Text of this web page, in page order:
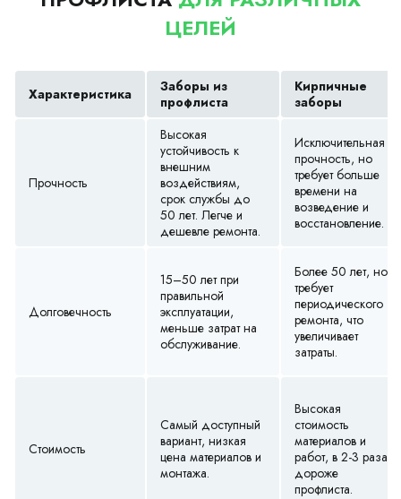
ЦЕЛЕЙ
Характеристика
Заборы из
профлиста
Кирпичные
заборы
Прочность
Высокая
устойчивость к
внешним
воздействиям,
срок службы до
50 лет. Легче и
дешевле ремонта.
Исключительная
прочность, но
требует больше
времени на
возведение и
восстановление.
Долговечность
15–50 лет при
правильной
эксплуатации,
меньше затрат на
обслуживание.
Более 50 лет, но
требует
периодического
ремонта, что
увеличивает
затраты.
Стоимость
Самый доступный
вариант, низкая
цена материалов и
монтажа.
Высокая
стоимость
материалов и
работ, в 2-3 раза
дороже
профлиста.